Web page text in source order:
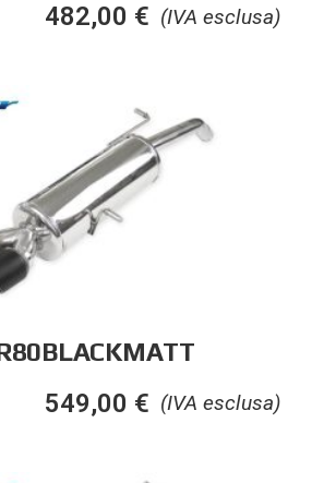
(IVA esclusa)
482,00 €
(IVA esclusa)
549,00 €